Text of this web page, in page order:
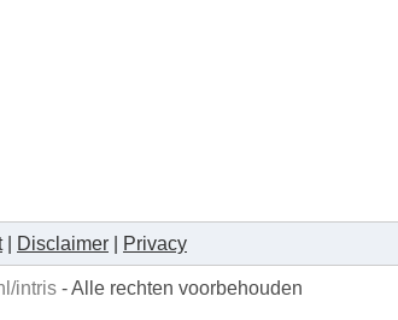
| Disclaimer Privacy
intris- Alle rechten voorbehouden